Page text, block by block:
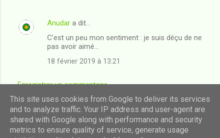
a
s
Anudar a dit…
C’est un peu mon sentiment : je suis déçu de ne
pas avoir aimé...
18 février 2019 à 13:21
Enregistrer un commentaire
Fourni par Blogger
This site uses cookies from Google to deliver its services
and to analyze traffic. Your IP address and user-agent are
shared with Google along with performance and security
metrics to ensure quality of service, generate usage